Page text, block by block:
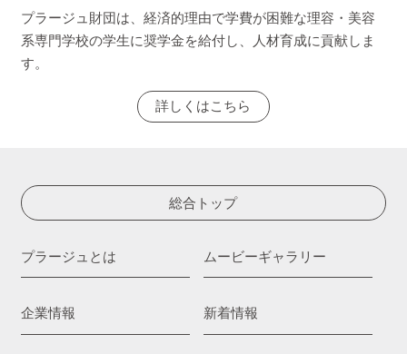
プラージュ財団は、経済的理由で学費が困難な理容・美容
系専門学校の学生に奨学金を給付し、人材育成に貢献しま
す。
詳しくはこちら
総合トップ
プラージュとは
企業情報
ムービーギャラリー
新着情報